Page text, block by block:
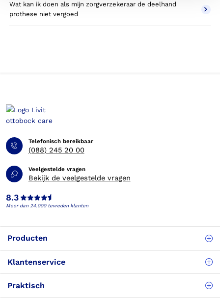
Wat kan ik doen als mijn zorgverzekeraar de deelhand
prothese niet vergoed
Telefonisch bereikbaar
(088) 245 20 00
Veelgestelde vragen
Bekijk de veelgestelde vragen
8.3
Meer dan 24.000 tevreden klanten
Producten
Klantenservice
Praktisch